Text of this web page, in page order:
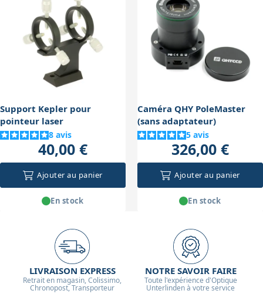
suivi pendant l'observation ou l'astrophotographie.
ce qui se traduit par un suivi plus stable et précis. En
pratique, cela permet d'obtenir des images plus nettes
avec moins de traînées d'étoiles, surtout lors de poses
longues, sans nécessiter de corrections fréquentes ou
de calibrations complexes.
Support Kepler pour
pointeur laser
8 avis
40,00 €
Ajouter au panier
En stock
Caméra QHY PoleMaster
(sans adaptateur)
5 avis
326,00 €
Ajouter au panier
En stock
LIVRAISON EXPRESS
Retrait en magasin, Colissimo,
Chronopost, Transporteur
NOTRE SAVOIR FAIRE
Toute l'expérience d'Optique
Unterlinden à votre service